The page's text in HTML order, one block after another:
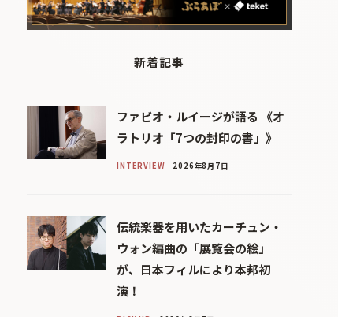
新着記事
ファビオ・ルイージが語る 《オ
ラトリオ「7つの封印の書」》
INTERVIEW 2026年8月7日
伝統楽器を用いたカーチュン・
ウォン編曲の「展覧会の絵」
が、日本フィルにより本邦初
演！